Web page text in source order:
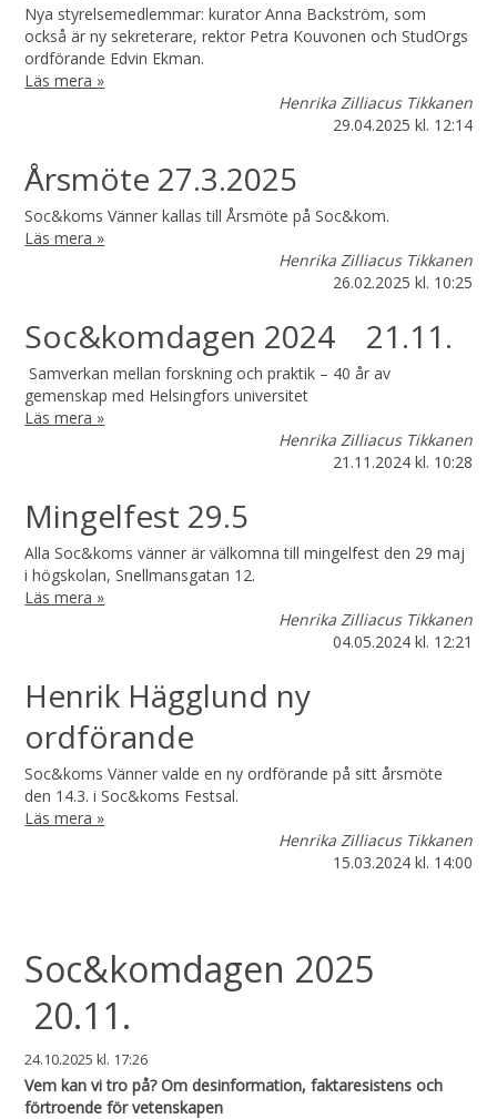
Nya styrelsemedlemmar: kurator Anna Backström, som
också är ny sekreterare, rektor Petra Kouvonen och StudOrgs
ordförande Edvin Ekman.
Läs mera »
Henrika Zilliacus Tikkanen
29.04.2025 kl. 12:14
Årsmöte 27.3.2025
Soc&koms Vänner kallas till Årsmöte på Soc&kom.
Läs mera »
Henrika Zilliacus Tikkanen
26.02.2025 kl. 10:25
Soc&komdagen 2024 21.11.
Samverkan mellan forskning och praktik – 40 år av
gemenskap med Helsingfors universitet
Läs mera »
Henrika Zilliacus Tikkanen
21.11.2024 kl. 10:28
Mingelfest 29.5
Alla Soc&koms vänner är välkomna till mingelfest den 29 maj
i högskolan, Snellmansgatan 12.
Läs mera »
Henrika Zilliacus Tikkanen
04.05.2024 kl. 12:21
Henrik Hägglund ny
ordförande
Soc&koms Vänner valde en ny ordförande på sitt årsmöte
den 14.3. i Soc&koms Festsal.
Läs mera »
Henrika Zilliacus Tikkanen
15.03.2024 kl. 14:00
Soc&komdagen 2025
20.11.
24.10.2025kl. 17:26
Vem kan vi tro på? Om desinformation, faktaresistens och
förtroende för vetenskapen